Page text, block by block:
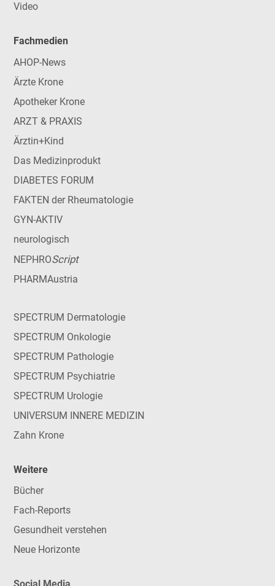
Video
Fachmedien
AHOP-News
Ärzte Krone
Apotheker Krone
ARZT & PRAXIS
Ärztin+Kind
Das Medizinprodukt
DIABETES FORUM
FAKTEN der Rheumatologie
GYN-AKTIV
neurologisch
NEPHROScript
PHARMAustria
SPECTRUM Dermatologie
SPECTRUM Onkologie
SPECTRUM Pathologie
SPECTRUM Psychiatrie
SPECTRUM Urologie
UNIVERSUM INNERE MEDIZIN
Zahn Krone
Weitere
Bücher
Fach-Reports
Gesundheit verstehen
Neue Horizonte